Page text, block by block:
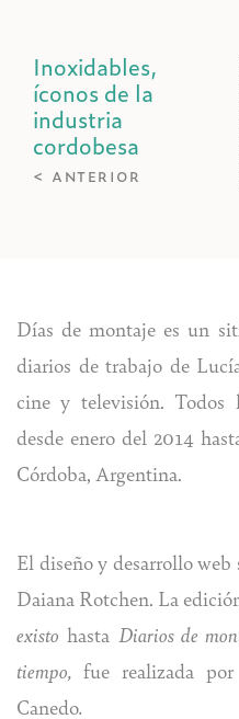
Inoxidables,
íconos de la
industria
cordobesa
< anterior
Días de montaje es un
diarios de trabajo de
cine y televisión. Todos
desde enero del 2014
Córdoba, Argentina.
El diseño y desarrollo web
Daiana Rotchen. La
existo hasta Diarios de
tiempo, fue realizada
Canedo.